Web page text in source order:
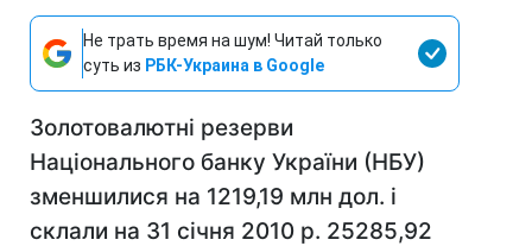
Не трать время на шум! Читай только
суть из РБК-Украина в Google
Золотовалютні резерви
Національного банку України (НБУ)
зменшилися на 1219,19 млн дол. і
склали на 31 січня 2010 р. 25285,92